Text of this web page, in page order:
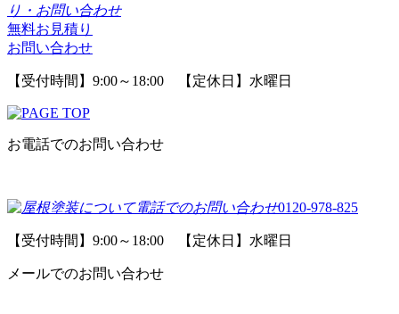
無料お見積り
お問い合わせ
【受付時間】9:00～18:00 【定休日】水曜日
お電話でのお問い合わせ
0120-978-825
【受付時間】9:00～18:00 【定休日】水曜日
メールでのお問い合わせ